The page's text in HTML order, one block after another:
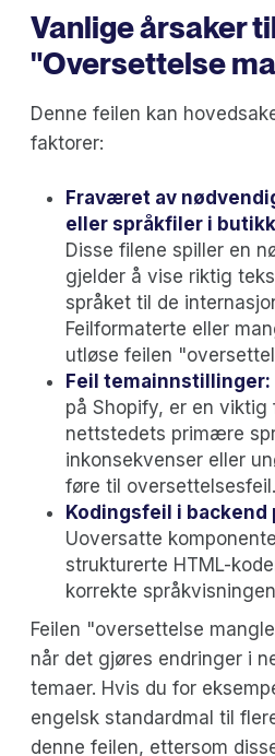
Vanlige årsaker
"Oversettelse
Denne feilen kan
faktorer:
Fraværet av
eller språkfiler i
Disse filene spiller en
gjelder å vise riktig
språket til de
Feilformaterte eller
utløse feilen
Feil temainnstillinger:
på Shopify, er en
nettstedets primære
inkonsekvenser eller
føre til oversettelsesfeil.
Kodingsfeil i
Uoversatte
strukturerte HTML-
korrekte
Feilen "oversettelse
når det gjøres endringer i
temaer. Hvis du for
engelsk standardmal til
denne feilen, ettersom